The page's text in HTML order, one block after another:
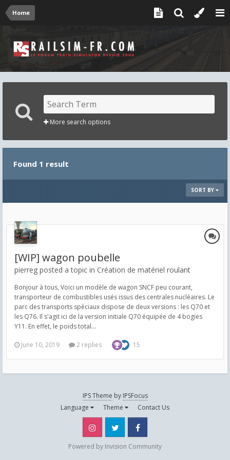
Home
More search options
Found 1 result
SORT BY
[WIP] wagon poubelle
pierreg posted a topic in Création de matériel roulant
Bonjour à tous, Voici un modèle de wagon SNCF peu courant,
transporteur de combustibles usés issus des centrales nucléaires. Le
parc des transports spéciaux dispose de deux versions : les Q70 et
les Q76. Il s'agit ici de la version initiale Q70 équipée de 4 bogies
Y11. En effet, le poids total...
June 10, 2019 2 replies 15
IPS Theme by IPSFocus
Language
Theme Contact Us
Instagram Twitter
Powered by Invision Community